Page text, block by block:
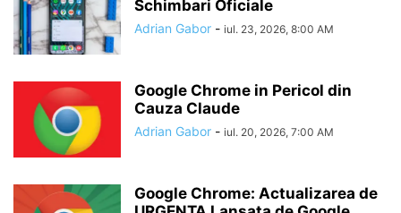
Schimbari Oficiale
Adrian Gabor - iul. 23, 2026, 8:00 AM
Google Chrome in Pericol din
Cauza Claude
Adrian Gabor - iul. 20, 2026, 7:00 AM
Google Chrome: Actualizarea de